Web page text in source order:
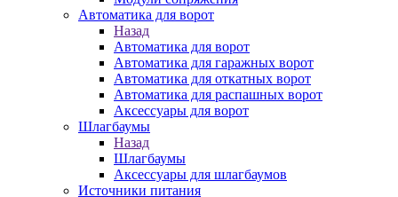
Автоматика для ворот
Назад
Автоматика для ворот
Автоматика для гаражных ворот
Автоматика для откатных ворот
Автоматика для распашных ворот
Аксессуары для ворот
Шлагбаумы
Назад
Шлагбаумы
Аксессуары для шлагбаумов
Источники питания